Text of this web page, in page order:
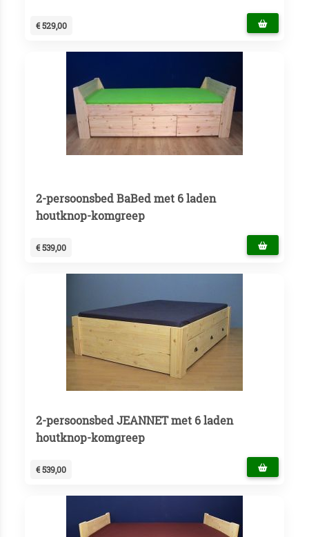
€ 529,00
2-persoonsbed BaBed met 6 laden
houtknop-komgreep
€ 539,00
2-persoonsbed JEANNET met 6 laden
houtknop-komgreep
€ 539,00